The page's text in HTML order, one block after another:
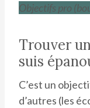
Objectifs pro
Trouver
suis
C’est un
d’autres (les